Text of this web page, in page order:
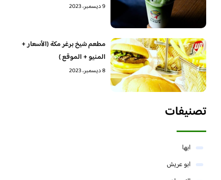
9 ديسمبر، 2023
مطعم شيخ برغر مكة (الأسعار +
المنيو + الموقع )
8 ديسمبر، 2023
تصنيفات
ابها
ابو عريش